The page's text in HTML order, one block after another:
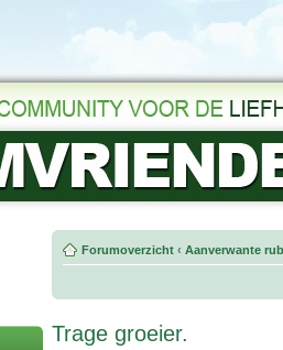
Forumoverzicht ‹ Aanverwante
Trage groeier.